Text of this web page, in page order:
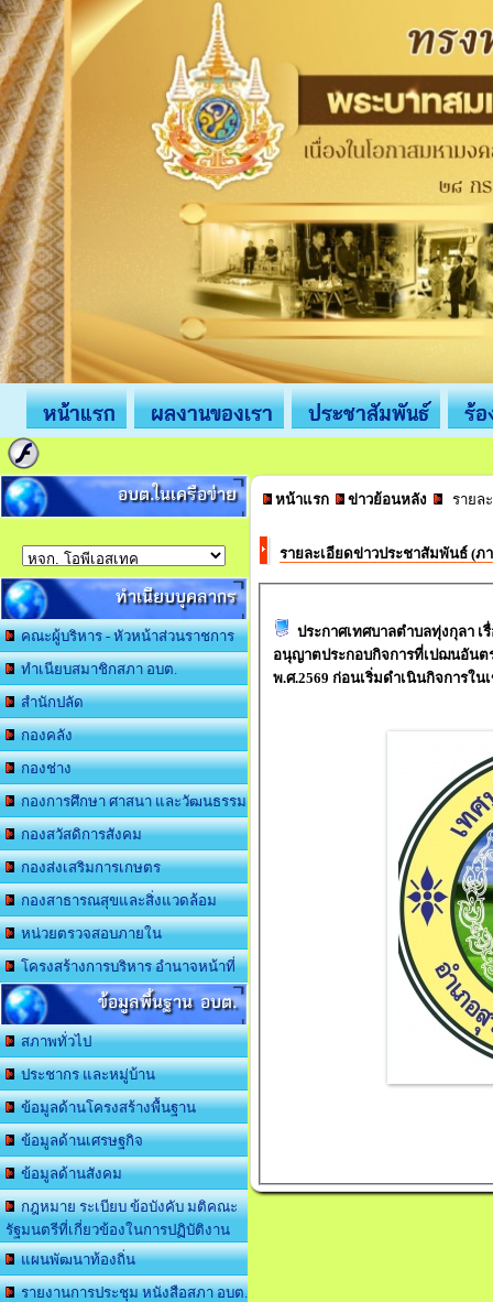
หน้าแรก ผลงานของเรา ประชาสัมพันธ์ ร้
อบต.ในเครือข่าย
ทำเนียบบุคลากร
คณะผู้บริหาร - หัวหน้าส่วนราชการ
ทำเนียบสมาชิกสภา อบต.
สำนักปลัด
กองคลัง
กองช่าง
กองการศึกษา ศาสนา และวัฒนธรรม
กองสวัสดิการสังคม
กองส่งเสริมการเกษตร
กองสาธารณสุขและสิ่งแวดล้อม
หน่วยตรวจสอบภายใน
โครงสร้างการบริหาร อำนาจหน้าที่
ข้อมูลพื้นฐาน อบต.
สภาพทั่วไป
ประชากร และหมู่บ้าน
ข้อมูลด้านโครงสร้างพื้นฐาน
ข้อมูลด้านเศรษฐกิจ
ข้อมูลด้านสังคม
กฎหมาย ระเบียบ ข้อบังคับ มติคณะ
รัฐมนตรีที่เกี่ยวข้องในการปฏิบัติงาน
แผนพัฒนาท้องถิ่น
รายงานการประชุม หนังสือสภา อบต.
หน้าแรก ข่าวย้อนหลัง รายล
รายละเอียดข่าวประชาสัมพันธ์ (ภ
ประกาศเทศบาลตำบลทุ่งกุลา
อนุญาตประกอบกิจการที่เปฌนอันต
พ.ศ.2569 ก่อนเริ่มดำเนินกิจการใ